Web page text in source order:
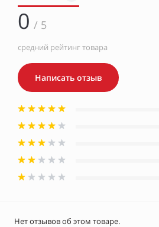
0 / 5
средний рейтинг товара
Написать отзыв
Нет отзывов об этом товаре.